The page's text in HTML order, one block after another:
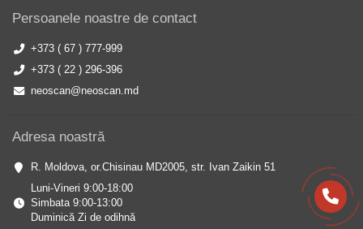
Persoanele noastre de contact
+373 ( 67 ) 777-999
+373 ( 22 ) 296-396
neoscan@neoscan.md
Adresa noastră
R. Moldova, or.Chisinau MD2005, str. Ivan Zaikin 51
Luni-Vineri 9:00-18:00
Simbata 9:00-13:00
Duminică Zi de odihnă